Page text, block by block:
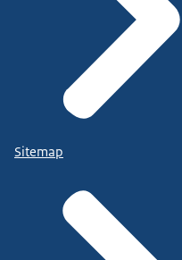
Sitemap